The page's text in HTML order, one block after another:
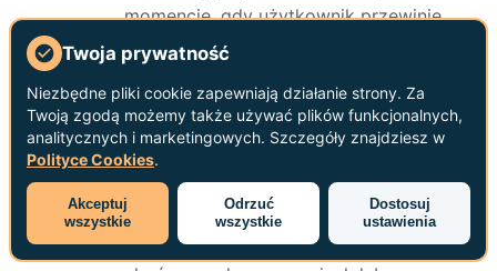
momencie, gdy użytkownik przewinie
stronę do ich poziomu. Taka technika
zmniejsza obciążenie przy pierwszym
załadowaniu i przyspiesza dostęp do
treści.
Przykład hipotetyczny
asynchronicznie ładować zasoby, aby
szybciej udostępnić menu. Efekt należy
sprawdzić w metrykach wydajności i
Twoja prywatność
Niezbędne pliki cookie zapewniają działanie strony. Za
Twoją zgodą możemy także używać plików funkcjonalnych,
analitycznych i marketingowych. Szczegóły znajdziesz w
Polityce Cookies.
Akceptuj
wszystkie
Odrzuć
wszystkie
Dostosuj
ustawienia